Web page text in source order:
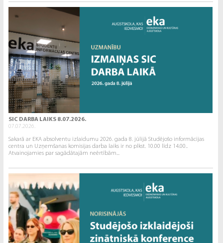
SIC DARBA LAIKS 8.07.2026.
07.07.2026.
Sakarā ar EKA absolventu izlaidumu 2026. gada 8. jūlijā Studējošo informācijas
centra un Uzņemšanas komisijas darba laiks ir no plkst. 10.00 līdz 14.00..
Atvainojamies par sagādātajām neērtībām...